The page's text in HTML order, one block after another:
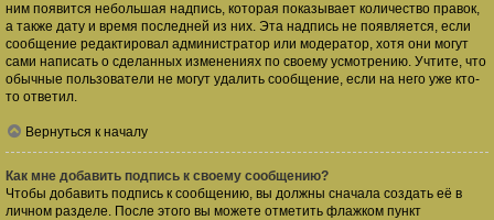
ним появится небольшая надпись, которая показывает количество правок,
а также дату и время последней из них. Эта надпись не появляется, если
сообщение редактировал администратор или модератор, хотя они могут
сами написать о сделанных изменениях по своему усмотрению. Учтите, что
обычные пользователи не могут удалить сообщение, если на него уже кто-
то ответил.
Вернуться к началу
Как мне добавить подпись к своему сообщению?
Чтобы добавить подпись к сообщению, вы должны сначала создать её в
личном разделе. После этого вы можете отметить флажком пункт